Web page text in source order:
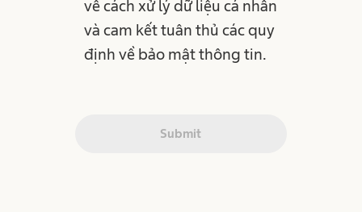
về cách xử lý dữ liệu cá nhân
và cam kết tuân thủ các quy
định về bảo mật thông tin.
Submit